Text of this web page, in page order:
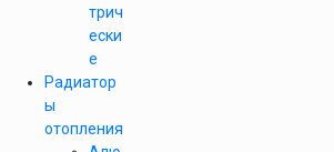
трич
ески
е
Радиатор
ы
отопления